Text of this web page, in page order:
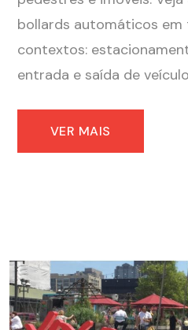
bollards automáticos
contextos:
entrada e saída de
VER MAIS